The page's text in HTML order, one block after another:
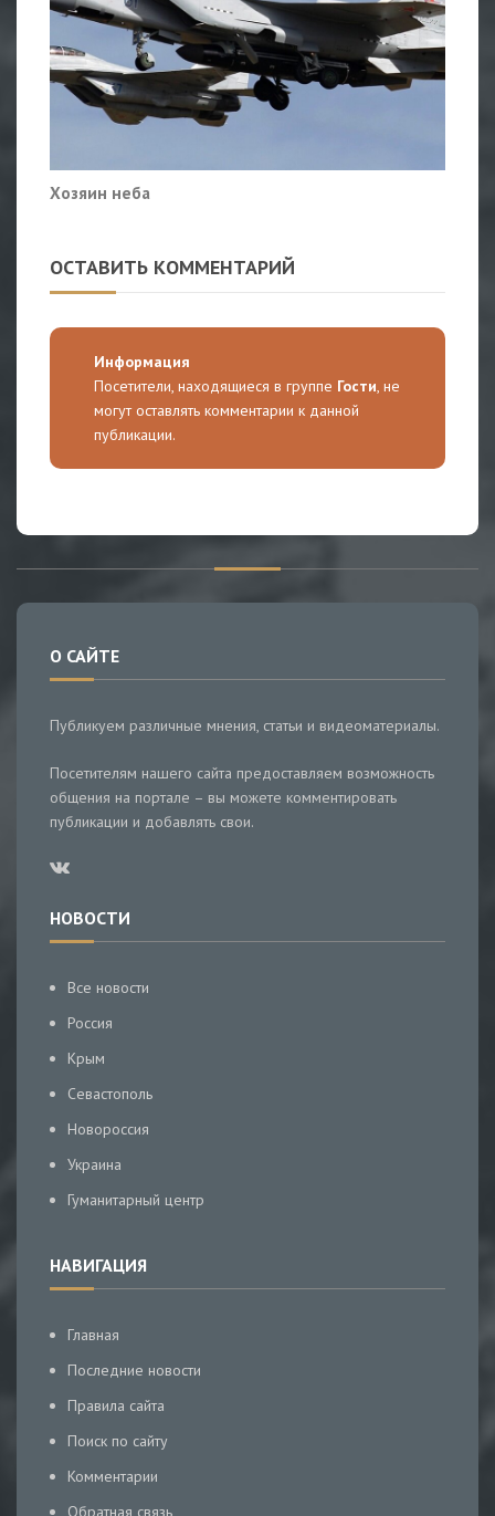
Хозяин неба
ОСТАВИТЬ КОММЕНТАРИЙ
Информация
Посетители, находящиеся в группе Гости, не
могут оставлять комментарии к данной
публикации.
О САЙТЕ
Публикуем различные мнения, статьи и видеоматериалы.
Посетителям нашего сайта предоставляем возможность
общения на портале – вы можете комментировать
публикации и добавлять свои.
НОВОСТИ
Все новости
Россия
Крым
Севастополь
Новороссия
Украина
Гуманитарный центр
НАВИГАЦИЯ
Главная
Последние новости
Правила сайта
Поиск по сайту
Комментарии